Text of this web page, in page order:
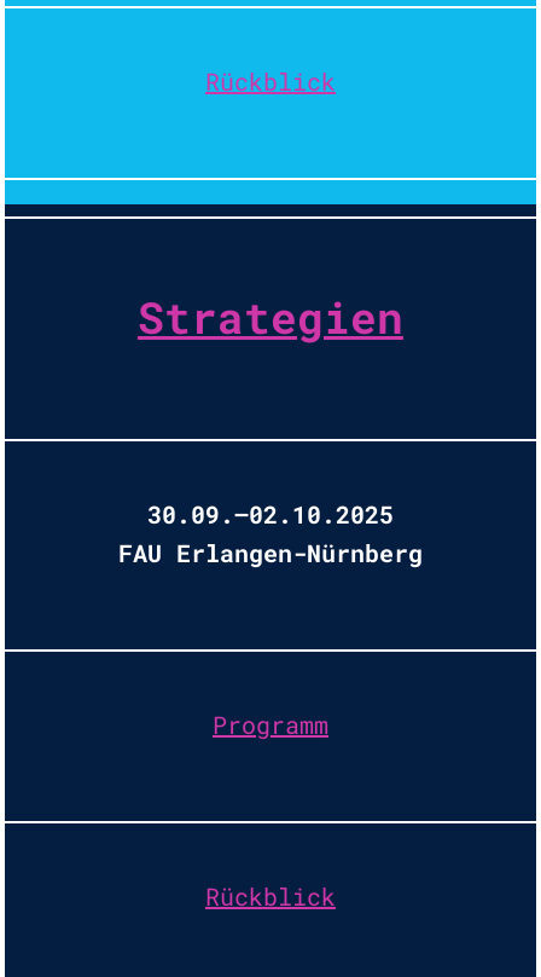
Rückblick
Strategien
30.09.–02.10.2025
FAU Erlangen-Nürnberg
Programm
Rückblick